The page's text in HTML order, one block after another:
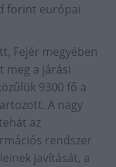
forint európai
Fejér megyében
meg a járási
9300 fő a
A nagy
az
rendszer
javítását, a